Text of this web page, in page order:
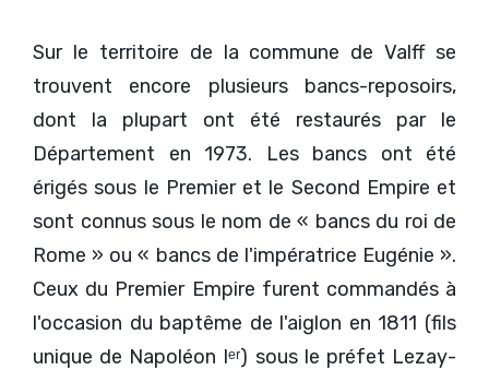
Sur le territoire de la commune de Valff se
trouvent encore plusieurs bancs-reposoirs,
dont la plupart ont été restaurés par le
Département en 1973. Les bancs ont été
érigés sous le Premier et le Second Empire et
sont connus sous le nom de « bancs du roi de
Rome » ou « bancs de l'impératrice Eugénie ».
Ceux du Premier Empire furent commandés à
l'occasion du baptême de l'aiglon en 1811 (fils
unique de Napoléon Iᵉʳ) sous le préfet Lezay-